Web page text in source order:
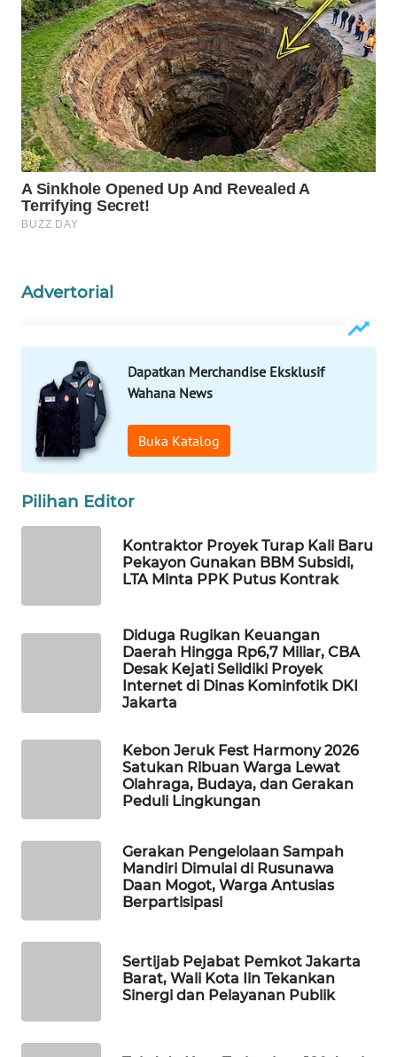
Advertorial
Dapatkan Merchandise Eksklusif
Wahana News
Buka Katalog
Pilihan Editor
Kontraktor Proyek Turap Kali Baru
Pekayon Gunakan BBM Subsidi,
LTA Minta PPK Putus Kontrak
Diduga Rugikan Keuangan
Daerah Hingga Rp6,7 Miliar, CBA
Desak Kejati Selidiki Proyek
Internet di Dinas Kominfotik DKI
Jakarta
Kebon Jeruk Fest Harmony 2026
Satukan Ribuan Warga Lewat
Olahraga, Budaya, dan Gerakan
Peduli Lingkungan
Gerakan Pengelolaan Sampah
Mandiri Dimulai di Rusunawa
Daan Mogot, Warga Antusias
Berpartisipasi
Sertijab Pejabat Pemkot Jakarta
Barat, Wali Kota Iin Tekankan
Sinergi dan Pelayanan Publik
WAHANA
TV
WAHANANEWS
ID
WAHANANEWS
CO ID
WAHANA
WAHANA
UMKM
WAHANA
SELEB
WAHANA
DESA
Wahana
LISTRIK